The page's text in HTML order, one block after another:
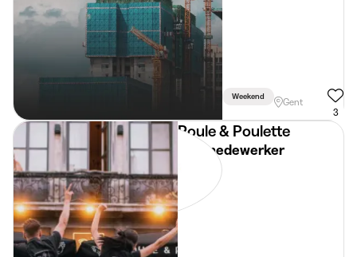
Weekdag)
Weekend
Gent
3
Poule & Poulette
Zaalmedewerker